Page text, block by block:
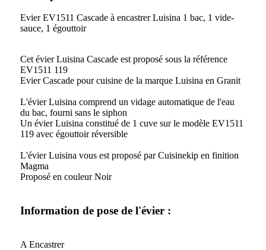
Evier EV1511 Cascade à encastrer Luisina 1 bac, 1 vide-
sauce, 1 égouttoir
Cet évier Luisina Cascade est proposé sous la référence
EV1511 119
Evier Cascade pour cuisine de la marque Luisina en Granit
L'évier Luisina comprend un vidage automatique de l'eau
du bac, fourni sans le siphon
Un évier Luisina constitué de 1 cuve sur le modèle EV1511
119 avec égouttoir réversible
L'évier Luisina vous est proposé par Cuisinekip en finition
Magma
Proposé en couleur Noir
Information de pose de l'évier :
A Encastrer